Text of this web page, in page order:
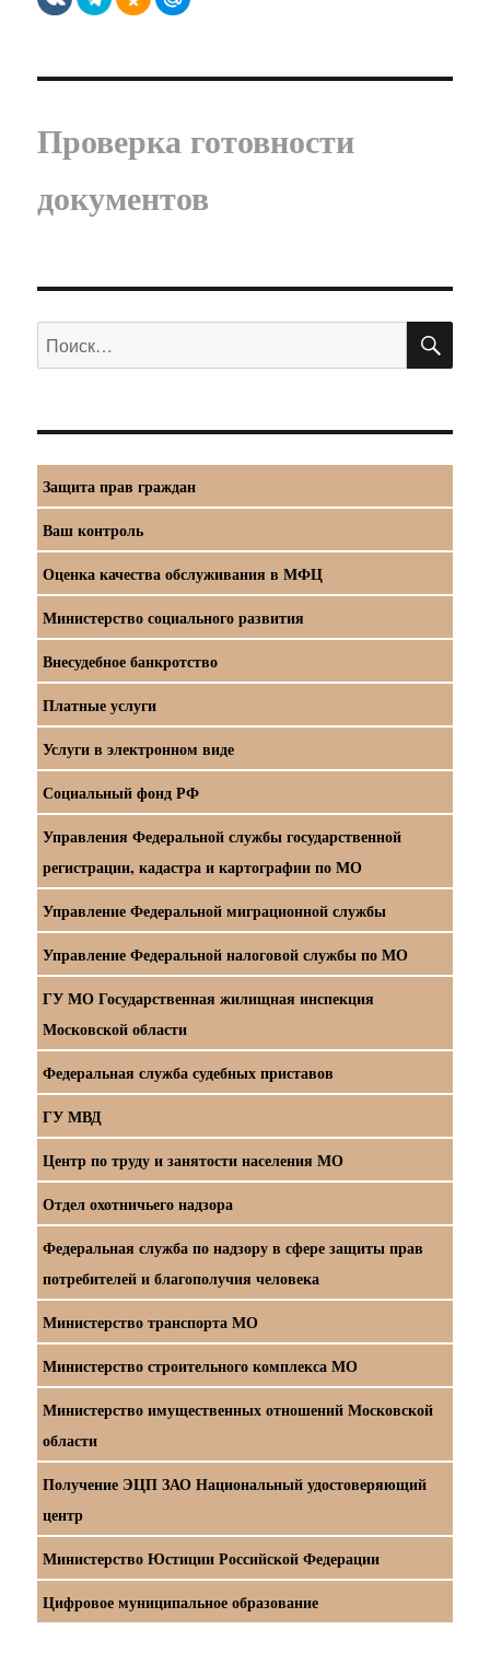
Проверка готовности
документов
Искать:
Защита прав граждан
Ваш контроль
Оценка качества обслуживания в МФЦ
Министерство социального развития
Внесудебное банкротство
Платные услуги
Услуги в электронном виде
Социальный фонд РФ
Управления Федеральной службы государственной
регистрации, кадастра и картографии по МО
Управление Федеральной миграционной службы
Управление Федеральной налоговой службы по МО
ГУ МО Государственная жилищная инспекция
Московской области
Федеральная служба судебных приставов
ГУ МВД
Центр по труду и занятости населения МО
Отдел охотничьего надзора
Федеральная служба по надзору в сфере защиты прав
потребителей и благополучия человека
Министерство транспорта МО
Министерство строительного комплекса МО
Министерство имущественных отношений Московской
области
Получение ЭЦП ЗАО Национальный удостоверяющий
центр
Министерство Юстиции Российской Федерации
Цифровое муниципальное образование